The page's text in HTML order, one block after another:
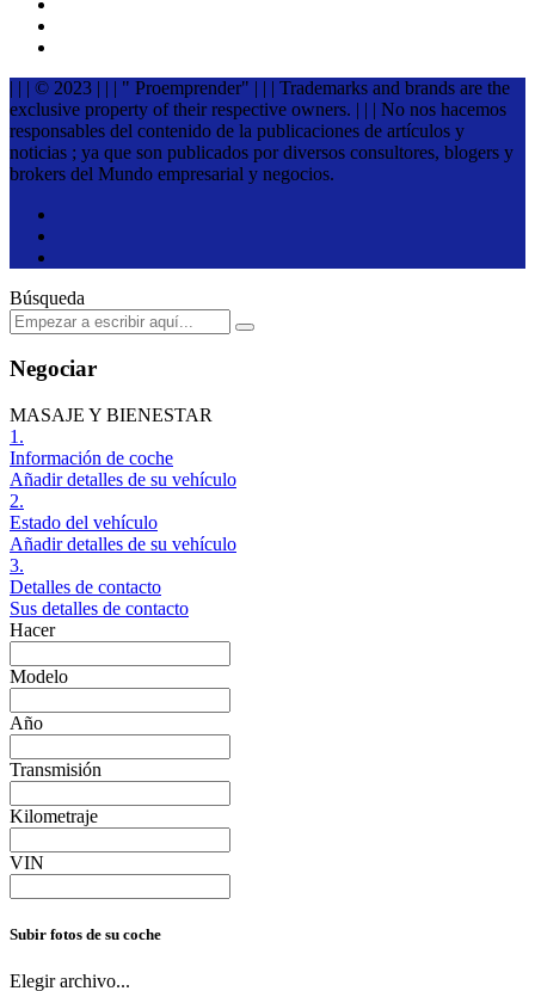
| | | © 2023 | | | " Proemprender" | | | Trademarks and brands are the
exclusive property of their respective owners. | | | No nos hacemos
responsables del contenido de la publicaciones de artículos y
noticias ; ya que son publicados por diversos consultores, blogers y
brokers del Mundo empresarial y negocios.
Búsqueda
Negociar
MASAJE Y BIENESTAR
1.
Información de coche
Añadir detalles de su vehículo
2.
Estado del vehículo
Añadir detalles de su vehículo
3.
Detalles de contacto
Sus detalles de contacto
Hacer
Modelo
Año
Transmisión
Kilometraje
VIN
Subir fotos de su coche
Elegir archivo...